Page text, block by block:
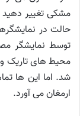
توسط نمایشگر
محیط های تاریک
ارمغان می آورد.